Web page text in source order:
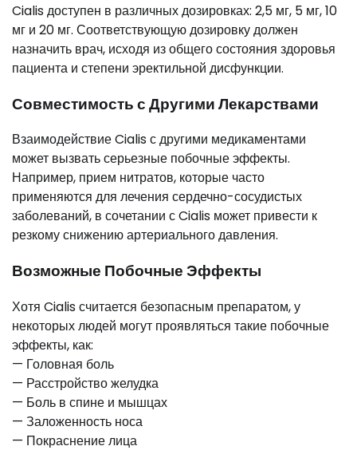
Cialis доступен в различных дозировках: 2,5 мг, 5 мг, 10
мг и 20 мг. Соответствующую дозировку должен
назначить врач, исходя из общего состояния здоровья
пациента и степени эректильной дисфункции.
Совместимость с Другими Лекарствами
Взаимодействие Cialis с другими медикаментами
может вызвать серьезные побочные эффекты.
Например, прием нитратов, которые часто
применяются для лечения сердечно-сосудистых
заболеваний, в сочетании с Cialis может привести к
резкому снижению артериального давления.
Возможные Побочные Эффекты
Хотя Cialis считается безопасным препаратом, у
некоторых людей могут проявляться такие побочные
эффекты, как:
— Головная боль
— Расстройство желудка
— Боль в спине и мышцах
— Заложенность носа
— Покраснение лица